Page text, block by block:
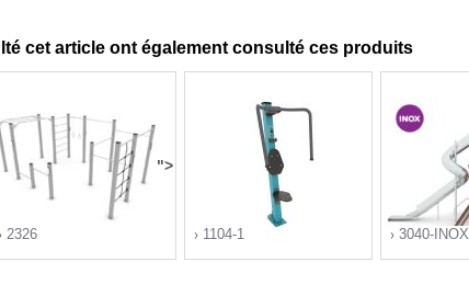
cet article ont également consulté ces produits
2326
">
1104-1 3040-INOX